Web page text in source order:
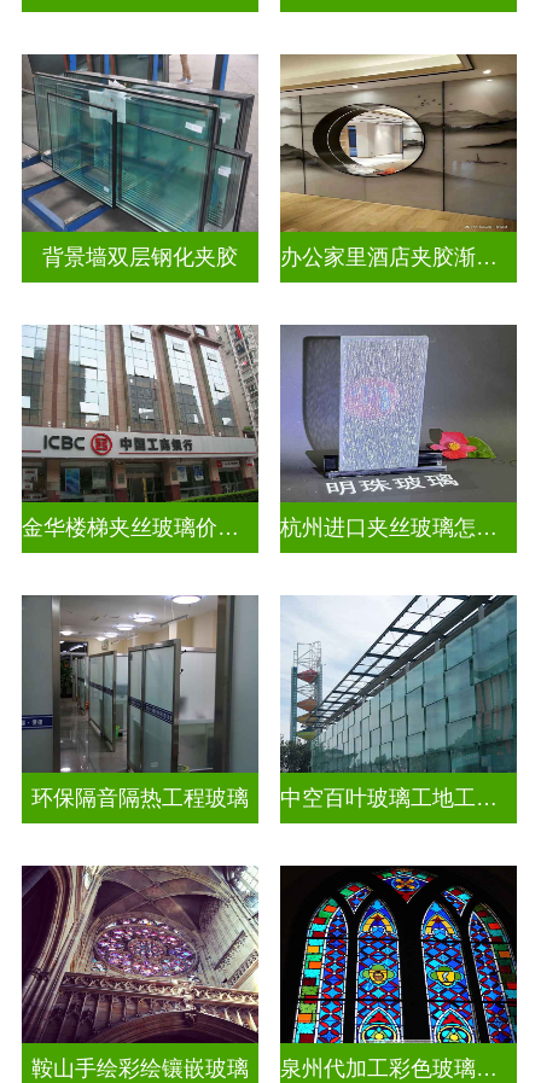
背景墙双层钢化夹胶 办公家里酒店夹胶渐变玻璃
金华楼梯夹丝玻璃价钱多少一米 杭州进口夹丝玻璃怎么卖
环保隔音隔热工程玻璃 中空百叶玻璃工地工装装饰玻璃
鞍山手绘彩绘镶嵌玻璃 泉州代加工彩色玻璃穹顶